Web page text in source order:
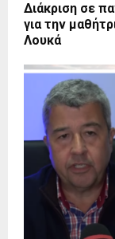
Διάκριση σε
για την
Λουκά